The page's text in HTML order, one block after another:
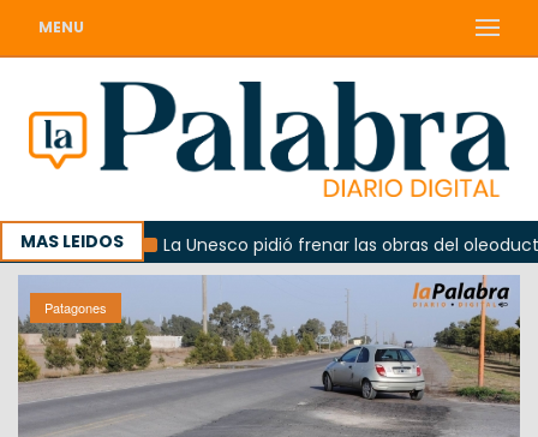
MENU
MAS LEIDOSLa Unesco pidió frenar las obras del oleoducto en
Patagones